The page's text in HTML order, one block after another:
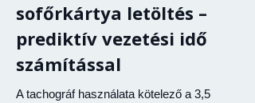
sofőrkártya letöltés –
prediktív vezetési idő
számítással
A tachográf használata kötelező a 3,5